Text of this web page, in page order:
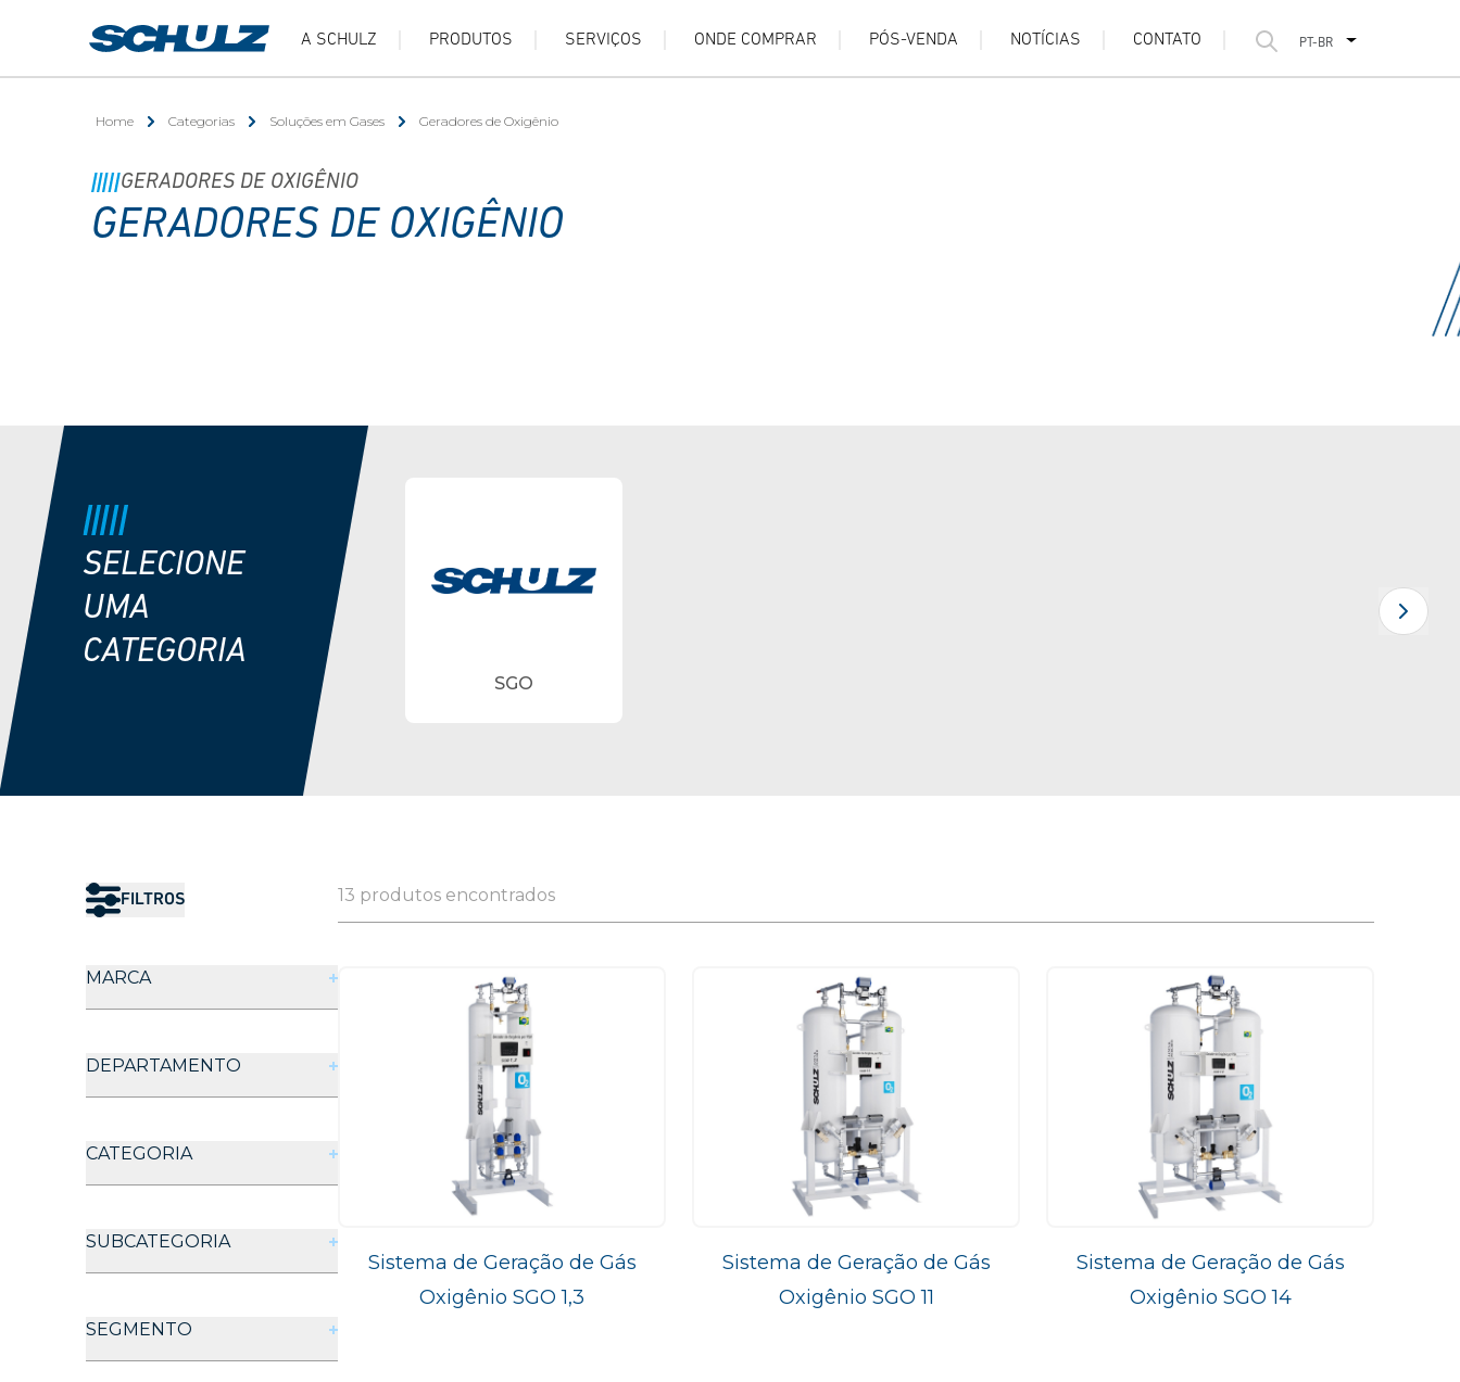
A SCHULZ PRODUTOS SERVIÇOS ONDE COMPRAR PÓS-VENDA NOTÍCIAS CONTATO PT-BR
Home Categorias Soluções em Gases Geradores de Oxigênio
GERADORES DE OXIGÊNIO
GERADORES DE OXIGÊNIO
SELECIONE
UMA
CATEGORIA
SGO
FILTROS
MARCA
DEPARTAMENTO
CATEGORIA
SUBCATEGORIA
SEGMENTO
13 produtos encontrados
Sistema de Geração de Gás
Oxigênio SGO 1,3
Sistema de Geração de Gás
Oxigênio SGO 11
Sistema de Geração de Gás
Oxigênio SGO 14